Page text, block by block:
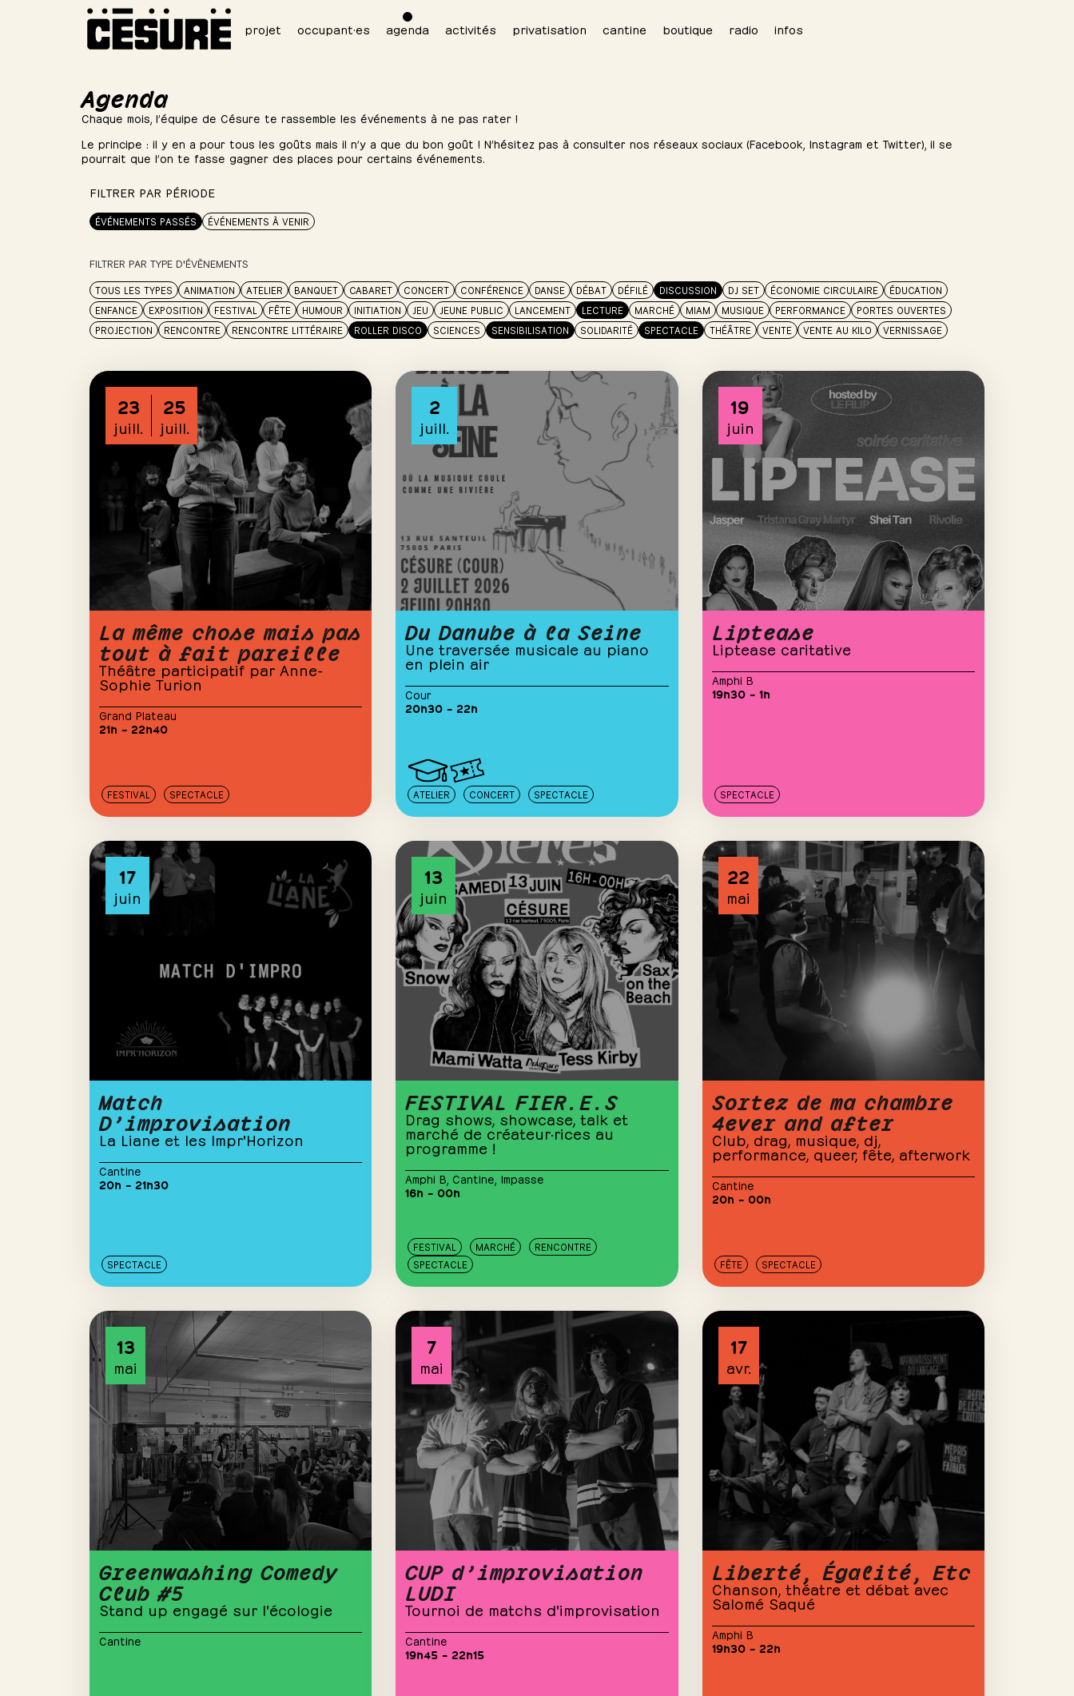
projet occupant·es agenda activités privatisation cantine boutique radio infos
Agenda
Chaque mois, l’équipe de Césure te rassemble les événements à ne pas rater !
Le principe : il y en a pour tous les goûts mais il n’y a que du bon goût ! N’hésitez pas à consulter nos réseaux sociaux (Facebook, Instagram et Twitter), il se
pourrait que l’on te fasse gagner des places pour certains événements.
FILTRER PAR PÉRIODE
ÉVÉNEMENTS PASSÉS ÉVÉNEMENTS À VENIR
FILTRER PAR TYPE D'ÉVÈNEMENTS
TOUS LES TYPES ANIMATION ATELIER BANQUET CABARET CONCERT CONFÉRENCE DANSE DÉBAT DÉFILÉ DISCUSSION DJ SET ÉCONOMIE CIRCULAIRE
ÉDUCATION
ENFANCE
EXPOSITION FESTIVAL FÊTE HUMOUR INITIATION JEU JEUNE PUBLIC LANCEMENT LECTURE MARCHÉ MIAM MUSIQUE PERFORMANCE
PORTES OUVERTES
PROJECTION
RENCONTRE RENCONTRE LITTÉRAIRE ROLLER DISCO SCIENCES SENSIBILISATION SOLIDARITÉ SPECTACLE THÉÂTRE VENTE VENTE AU KILO VERNISSAGE
23
juill.
25
juill.
La même chose mais pas
tout à fait pareille
Théâtre participatif par Anne-
Sophie Turion
Grand Plateau
21h – 22h40
FESTIVAL SPECTACLE
2
juill.
Du Danube à la Seine
Une traversée musicale au piano
en plein air
Cour
20h30 – 22h
ATELIER CONCERT SPECTACLE
19
juin
Liptease
Liptease caritative
Amphi B
19h30 – 1h
SPECTACLE
17
juin
Match
D’improvisation
La Liane et les Impr'Horizon
Cantine
20h – 21h30
SPECTACLE
13
juin
FESTIVAL FIER.E.S
Drag shows, showcase, talk et
marché de créateur·rices au
programme !
Amphi B ,Cantine Impasse
16h – 00h
FESTIVAL MARCHÉ
RENCONTRE
SPECTACLE
22
mai
Sortez de ma chambre
4ever and after
Club, drag, musique, dj,
performance, queer, fête, afterwork
Cantine
20h – 00h
FÊTE SPECTACLE
13
mai
Greenwashing Comedy
Club #5
Stand up engagé sur l'écologie
Cantine
7
mai
CUP d’improvisation
LUDI
Tournoi de matchs d'improvisation
Cantine
19h45 – 22h15
17
avr.
Liberté, Égalité, Etc
Chanson, théatre et débat avec
Salomé Saqué
Amphi B
19h30 – 22h